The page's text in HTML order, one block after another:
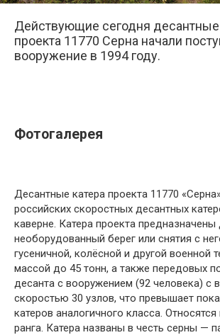
Действующие сегодня десантные
проекта 11770 Серна начали
вооружение в 1994 году.
Фотогалерея
Десантные катера проекта 11770
российских скоростных десантных
каверне. Катера проекта
необорудованный берег или снятия с
гусеничной, колёсной и другой военной
массой до 45 тонн, а также передовых
десанта с вооружением (92 человека) с
скоростью 30 узлов, что превышает
катеров аналогичного класса.
ранга. Катера названы в честь серны —